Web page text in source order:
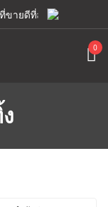
ดีที่สุด เรามีแอดมินพร้
0